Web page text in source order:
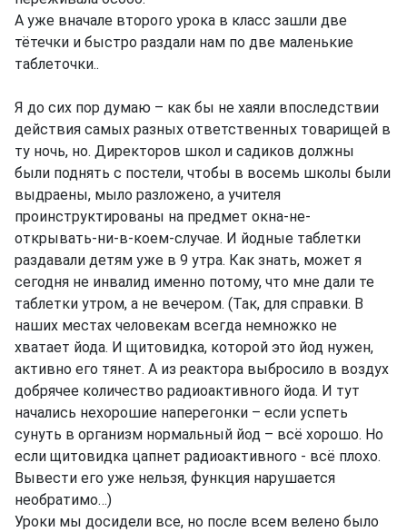
А уже вначале второго урока в класс зашли две
тётечки и быстро раздали нам по две маленькие
таблеточки..
Я до сих пор думаю – как бы не хаяли впоследствии
действия самых разных ответственных товарищей в
ту ночь, но. Директоров школ и садиков должны
были поднять с постели, чтобы в восемь школы были
выдраены, мыло разложено, а учителя
проинструктированы на предмет окна-не-
открывать-ни-в-коем-случае. И йодные таблетки
раздавали детям уже в 9 утра. Как знать, может я
сегодня не инвалид именно потому, что мне дали те
таблетки утром, а не вечером. (Так, для справки. В
наших местах человекам всегда немножко не
хватает йода. И щитовидка, которой это йод нужен,
активно его тянет. А из реактора выбросило в воздух
добрячее количество радиоактивного йода. И тут
начались нехорошие наперегонки – если успеть
сунуть в организм нормальный йод – всё хорошо. Но
если щитовидка цапнет радиоактивного - всё плохо.
Вывести его уже нельзя, функция нарушается
необратимо…)
Уроки мы досидели все, но после всем велено было